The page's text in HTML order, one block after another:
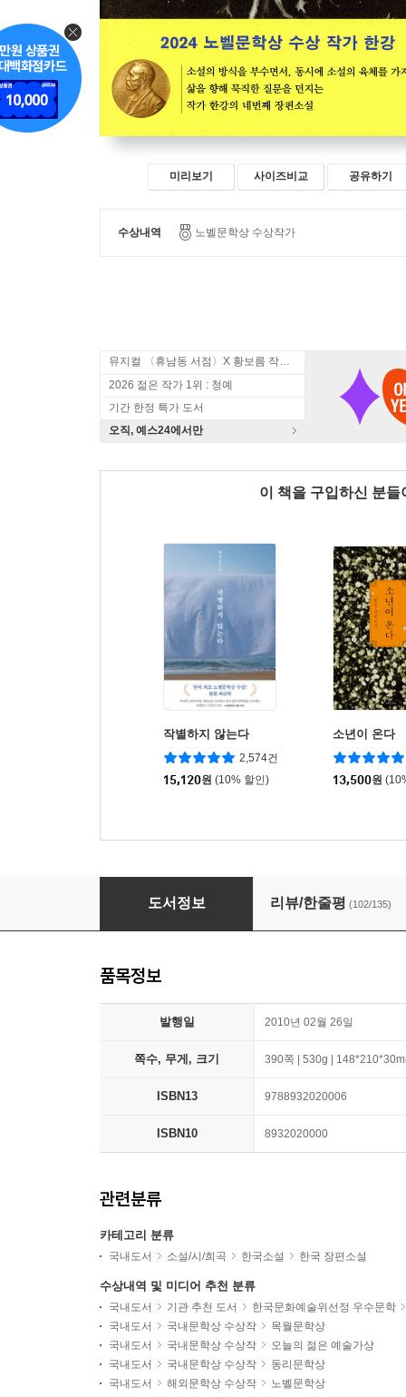
미리보기 사이즈비교 공유하기
수상내역 노벨문학상 수상작가
뮤지컬 〈휴남동 서점〉X 황보름 작가 북토크
2026 젊은 작가 1위 : 청예
기간 한정 특가 도서
오직, 예스24에서만
이 책을 구입하신 분
작별하지 않는다
2,574건
15,120원 (10% 할인)
소년이 온다
13,500원
바람이 분다, 가라
도서정보 리뷰/한줄평 (102/135)
품목정보
발행일 2010년 02월 26일
쪽수, 무게, 크기 390쪽 | 530g |
ISBN13 9788932020006
ISBN10 8932020000
관련분류
카테고리 분류
국내도서 소설/시/희곡 한국소설 한국 장편소설
수상내역 및 미디어 추천 분류
국내도서 기관 추천 도서
한국문화예술위선정 우수문학
국내도서
국내문학상 수상작
목월문학상
국내도서
국내문학상 수상작
오늘의 젊은 예술가상
국내도서
국내문학상 수상작
동리문학상
국내도서
해외문학상 수상작 노벨문학상